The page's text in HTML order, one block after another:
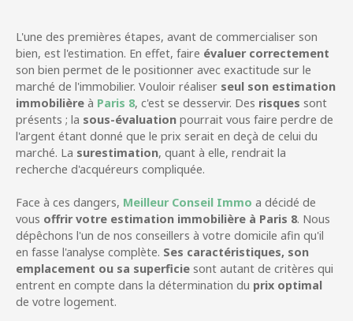
L'une des premières étapes, avant de commercialiser son
bien, est l'estimation. En effet, faire évaluer correctement
son bien permet de le positionner avec exactitude sur le
marché de l'immobilier. Vouloir réaliser seul son estimation
immobilière à Paris 8, c'est se desservir. Des risques sont
présents ; la sous-évaluation pourrait vous faire perdre de
l'argent étant donné que le prix serait en deçà de celui du
marché. La surestimation, quant à elle, rendrait la
recherche d'acquéreurs compliquée.
Face à ces dangers, Meilleur Conseil Immo a décidé de
vous offrir votre estimation immobilière à Paris 8. Nous
dépêchons l'un de nos conseillers à votre domicile afin qu'il
en fasse l'analyse complète. Ses caractéristiques, son
emplacement ou sa superficie sont autant de critères qui
entrent en compte dans la détermination du prix optimal
de votre logement.